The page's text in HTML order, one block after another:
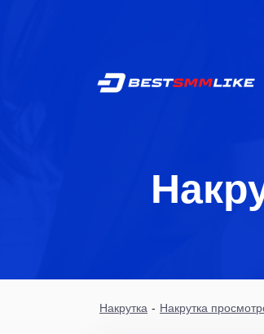
Накрутка - Накрутка